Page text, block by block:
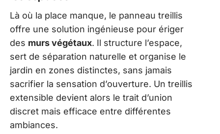
Là où la place manque, le panneau treillis
offre une solution ingénieuse pour ériger
des murs végétaux. Il structure l’espace,
sert de séparation naturelle et organise le
jardin en zones distinctes, sans jamais
sacrifier la sensation d’ouverture. Un treillis
extensible devient alors le trait d’union
discret mais efficace entre différentes
ambiances.